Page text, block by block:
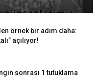
örnek bir adım daha:
açılıyor!
sonrası 1 tutuklama